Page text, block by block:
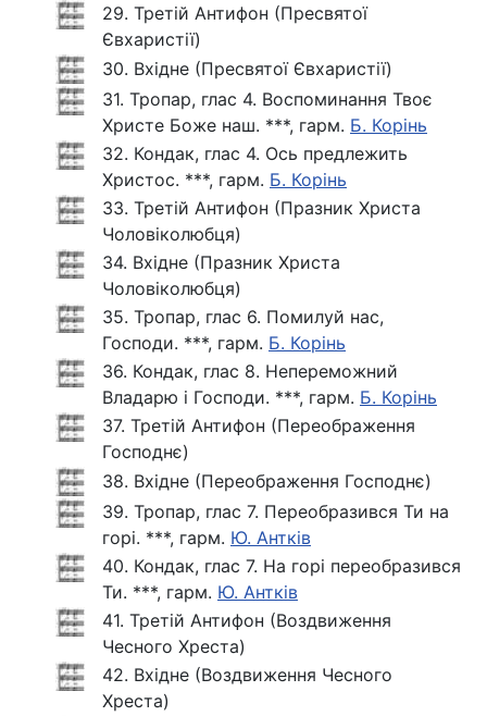
29. Третій Антифон (Пресвятої
Євхаристії)
30. Вхідне (Пресвятої Євхаристії)
31. Тропар, глас 4. Воспоминання Твоє
Христе Боже наш. ***, гарм. Б. Корінь
32. Кондак, глас 4. Ось предлежить
Христос. ***, гарм. Б. Корінь
33. Третій Антифон (Празник Христа
Чоловіколюбця)
34. Вхідне (Празник Христа
Чоловіколюбця)
35. Тропар, глас 6. Помилуй нас,
Господи. ***, гарм. Б. Корінь
36. Кондак, глас 8. Непереможний
Владарю і Господи. ***, гарм. Б. Корінь
37. Третій Антифон (Переображення
Господнє)
38. Вхідне (Переображення Господнє)
39. Тропар, глас 7. Переобразився Ти на
горі. ***, гарм. Ю. Антків
40. Кондак, глас 7. На горі переобразився
Ти. ***, гарм. Ю. Антків
41. Третій Антифон (Воздвиження
Чесного Хреста)
42. Вхідне (Воздвиження Чесного
Хреста)